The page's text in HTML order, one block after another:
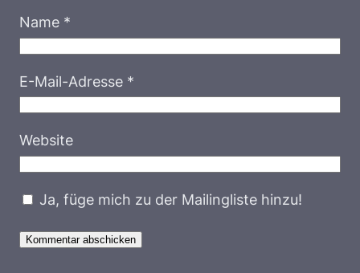
Name *
E-Mail-Adresse *
Website
Ja, füge mich zu der Mailingliste hinzu!